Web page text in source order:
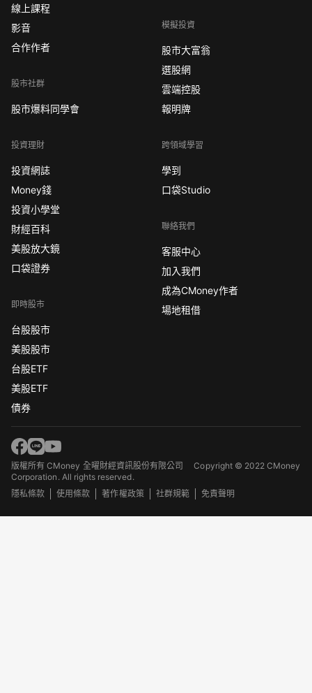
線上課程
影音
合作作者
股市社群
股市爆料同學會
投資理財
投資網誌
Money錢
投資小學堂
財經百科
美股放大鏡
口袋證券
即時股市
台股股市
美股股市
台股ETF
美股ETF
債券
模擬投資
股市大富翁
選股網
雲端控股
報明牌
跨領域學習
學到
口袋Studio
聯絡我們
客服中心
加入我們
成為CMoney作者
場地租借
版權所有 CMoney 全曜財經資訊股份有限公司Copyright © 2022 CMoney
Corporation. All rights reserved.
隱私條款
使用條款 著作權政策 社群規範 免責聲明